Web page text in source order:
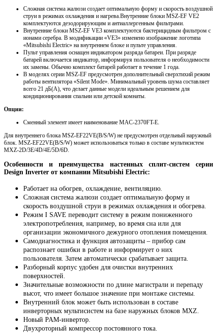
Сложная система жалюзи создает оптимальную форму и скорость воздушной
струи в режимах охлаждения и нагрева.Внутренние блоки MSZ-EF VE2
комплектуются дезодорирующим и антиаллергенным фильтрами.
Внутренние блоки MSZ-EF VE3 комплектуются бактерицидным фильтром с
ионами серебра. В модификации «VE3» изменено изображение логотипа
«Mitsubishi Electric» на внутреннем блоке и пульте управления.
Пульт управления оснащен индикатором разряда батареи. При разряде
батарей включается индикатор, информируя пользователя о необходимости
их замены. Обычно комплект батарей работает в течение 1 года.
В моделях серии MSZ-EF предусмотрен дополнительный сверхтихий режим
работы вентилятора «Silent Mode». Минимальный уровень шума составляет
всего 21 дБ(А), что делает данные модели идеальным решением для
кондиционирования спальни или детской комнаты.
Опции:
Сменный элемент имеет наименование MAC-2370FT-E.
Для внутреннего блока MSZ-EF22VE(B/S/W) не предусмотрен отдельный наружный
блок. MSZ-EF22VE(B/S/W) может использоваться только в составе мультисистем
MXZ-2D/3E/4D/4E/5D/6D.
Особенности и преимущества настенных сплит-систем серии
Design Inverter от компании Mitsubishi Electric:
Работает на обогрев, охлаждение, вентиляцию.
Сложная система жалюзи создает оптимальную форму и
скорость воздушной струи в режимах охлаждения и обогрева.
Режим I SAVE переводит систему в режим пониженного
электропотребления, например, во время сна или для
организации экономичного дежурного отопления помещения.
Самодиагностика и функция автозащиты – прибор сам
распознает ошибки в работе и информирует о них
пользователя. Затем автоматически срабатывает защита.
Разборный корпус удобен для очистки внутренних
поверхностей.
Значительные возможности по длине магистрали и перепаду
высот, что имеет большое значение при монтаже системы.
Внутренний блок может быть использован в составе
инверторных мультисистем на базе наружных блоков MXZ.
Новый PAM-инвертор.
Двухроторный компрессор постоянного тока.